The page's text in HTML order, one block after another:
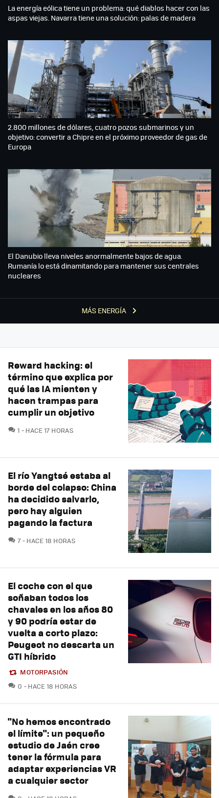
MÁS ENERGÍA
La energía eólica tiene un problema: qué diablos hacer con las
aspas viejas. Navarra tiene una solución: palas de madera
2.800 millones de dólares, cuatro pozos submarinos y un
objetivo: convertir a Chipre en el próximo proveedor de gas de
Europa
El Danubio lleva niveles anormalmente bajos de agua.
Rumanía lo está dinamitando para mantener sus centrales
nucleares
Reward hacking: el
término que explica por
qué las IA mienten y
hacen trampas para
cumplir un objetivo
1 COMENTARIOS
HACE 17 HORAS
El río Yangtsé estaba al
borde del colapso: China
ha decidido salvarlo,
pero hay alguien
pagando la factura
7COMENTARIOS
HACE 18 HORAS
El coche con el que
soñaban todos los
chavales en los años 80
y 90 podría estar de
vuelta a corto plazo:
Peugeot no descarta un
GTI híbrido
MOTORPASIÓN
0 COMENTARIOS
HACE 18 HORAS
"No hemos encontrado
el límite": un pequeño
estudio de Jaén cree
tener la fórmula para
adaptar experiencias VR
a cualquier sector